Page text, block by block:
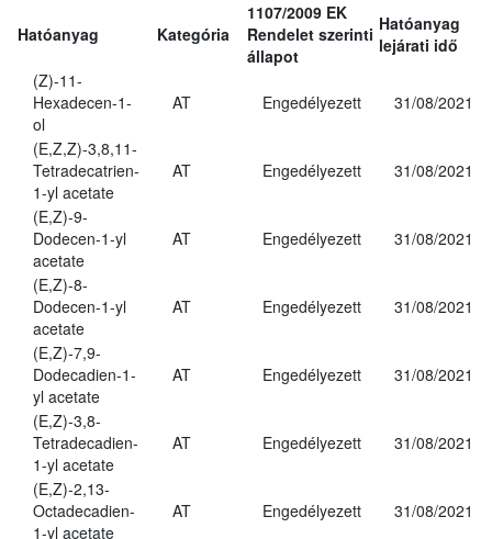
Hatóanyag Kategória
1107/2009 EK
Rendelet szerinti
állapot
Hatóanyag
lejárati idő
(Z)-11-
Hexadecen-1-
ol
AT Engedélyezett 31/08/2021
(E,Z,Z)-3,8,11-
Tetradecatrien-
1-yl acetate
AT Engedélyezett 31/08/2021
(E,Z)-9-
Dodecen-1-yl
acetate
AT Engedélyezett 31/08/2021
(E,Z)-8-
Dodecen-1-yl
acetate
AT Engedélyezett 31/08/2021
(E,Z)-7,9-
Dodecadien-1-
yl acetate
AT Engedélyezett 31/08/2021
(E,Z)-3,8-
Tetradecadien-
1-yl acetate
AT Engedélyezett 31/08/2021
(E,Z)-2,13-
Octadecadien-
1-yl acetate
AT Engedélyezett 31/08/2021